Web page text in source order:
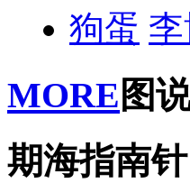
狗蛋
MORE 图
期海指南